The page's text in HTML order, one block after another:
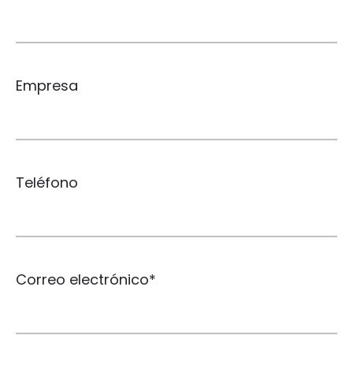
Empresa
Teléfono
Correo electrónico*